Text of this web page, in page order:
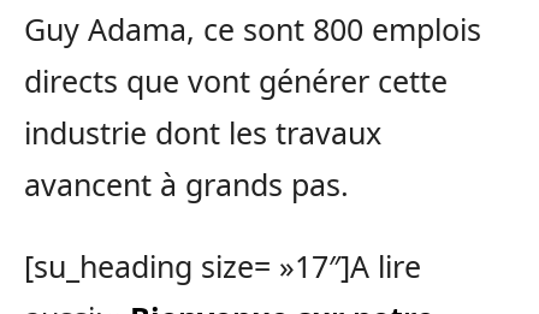
Guy Adama, ce sont 800 emplois
directs que vont générer cette
industrie dont les travaux
avancent à grands pas.
[su_heading size= »17″]A lire